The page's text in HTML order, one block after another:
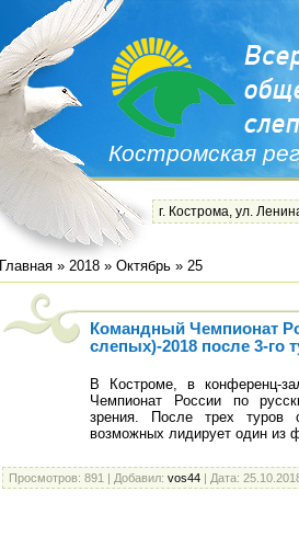
Костромская
г. Кострома, ул.
Главная » 2018 » Октябрь » 25
Командный Чемпионат
слепых)-2018 после 3-го
В Костроме, в конференц-
Чемпионат России по
зрения. После трех туров
возможных лидирует один из
Просмотров: 891 | Добавил: vos44 | Дата: